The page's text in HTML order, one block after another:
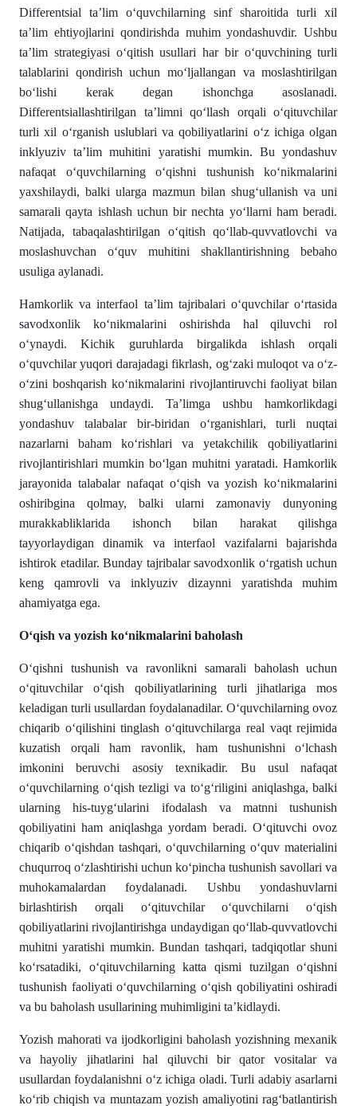
Differentsial ta’lim oʻquvchilarning sinf sharoitida turli xil
ta’lim ehtiyojlarini qondirishda muhim yondashuvdir. Ushbu
ta’lim strategiyasi oʻqitish usullari har bir oʻquvchining turli
talablarini qondirish uchun moʻljallangan va moslashtirilgan
boʻlishi kerak degan ishonchga asoslanadi.
Differentsiallashtirilgan ta’limni qoʻllash orqali oʻqituvchilar
turli xil oʻrganish uslublari va qobiliyatlarini oʻz ichiga olgan
inklyuziv ta’lim muhitini yaratishi mumkin. Bu yondashuv
nafaqat oʻquvchilarning oʻqishni tushunish koʻnikmalarini
yaxshilaydi, balki ularga mazmun bilan shugʻullanish va uni
samarali qayta ishlash uchun bir nechta yoʻllarni ham beradi.
Natijada, tabaqalashtirilgan oʻqitish qoʻllab-quvvatlovchi va
moslashuvchan oʻquv muhitini shakllantirishning bebaho
usuliga aylanadi.
Hamkorlik va interfaol ta’lim tajribalari oʻquvchilar oʻrtasida
savodxonlik koʻnikmalarini oshirishda hal qiluvchi rol
oʻynaydi. Kichik guruhlarda birgalikda ishlash orqali
oʻquvchilar yuqori darajadagi fikrlash, ogʻzaki muloqot va oʻz-
oʻzini boshqarish koʻnikmalarini rivojlantiruvchi faoliyat bilan
shugʻullanishga undaydi. Ta’limga ushbu hamkorlikdagi
yondashuv talabalar bir-biridan oʻrganishlari, turli nuqtai
nazarlarni baham koʻrishlari va yetakchilik qobiliyatlarini
rivojlantirishlari mumkin boʻlgan muhitni yaratadi. Hamkorlik
jarayonida talabalar nafaqat oʻqish va yozish koʻnikmalarini
oshiribgina qolmay, balki ularni zamonaviy dunyoning
murakkabliklarida ishonch bilan harakat qilishga
tayyorlaydigan dinamik va interfaol vazifalarni bajarishda
ishtirok etadilar. Bunday tajribalar savodxonlik oʻrgatish uchun
keng qamrovli va inklyuziv dizaynni yaratishda muhim
ahamiyatga ega.
Oʻqish va yozish koʻnikmalarini baholash
Oʻqishni tushunish va ravonlikni samarali baholash uchun
oʻqituvchilar oʻqish qobiliyatlarining turli jihatlariga mos
keladigan turli usullardan foydalanadilar. Oʻquvchilarning ovoz
chiqarib oʻqilishini tinglash oʻqituvchilarga real vaqt rejimida
kuzatish orqali ham ravonlik, ham tushunishni oʻlchash
imkonini beruvchi asosiy texnikadir. Bu usul nafaqat
oʻquvchilarning oʻqish tezligi va toʻgʻriligini aniqlashga, balki
ularning his-tuygʻularini ifodalash va matnni tushunish
qobiliyatini ham aniqlashga yordam beradi. Oʻqituvchi ovoz
chiqarib oʻqishdan tashqari, oʻquvchilarning oʻquv materialini
chuqurroq oʻzlashtirishi uchun koʻpincha tushunish savollari va
muhokamalardan foydalanadi. Ushbu yondashuvlarni
birlashtirish orqali oʻqituvchilar oʻquvchilarni oʻqish
qobiliyatlarini rivojlantirishga undaydigan qoʻllab-quvvatlovchi
muhitni yaratishi mumkin. Bundan tashqari, tadqiqotlar shuni
koʻrsatadiki, oʻqituvchilarning katta qismi tuzilgan oʻqishni
tushunish faoliyati oʻquvchilarning oʻqish qobiliyatini oshiradi
va bu baholash usullarining muhimligini ta’kidlaydi.
Yozish mahorati va ijodkorligini baholash yozishning mexanik
va hayoliy jihatlarini hal qiluvchi bir qator vositalar va
usullardan foydalanishni oʻz ichiga oladi. Turli adabiy asarlarni
koʻrib chiqish va muntazam yozish amaliyotini ragʻbatlantirish